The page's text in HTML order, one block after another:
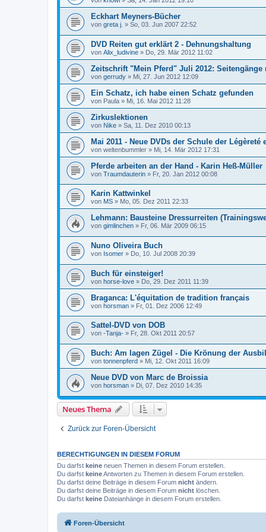
Eckhart Meyners-Bücher
von greta j. » So, 03. Jun 2007 22:52
DVD Reiten gut erklärt 2 - Dehnungshaltung
von Alix_ludivine » Do, 29. Mär 2012 11:02
Zeitschrift "Mein Pferd" Juli 2012: Seitengänge
von gerrudy » Mi, 27. Jun 2012 12:09
Ein Schatz, ich habe einen Schatz gefunden
von Paula » Mi, 16. Mai 2012 11:28
Zirkuslektionen
von Nike » Sa, 11. Dez 2010 00:13
Mai 2011 - Neue DVDs der Schule der Légèreté
von weltenbummler » Mi, 14. Mär 2012 17:31
Pferde arbeiten an der Hand - Karin Heß-Müller
von Traumdauterin » Fr, 20. Jan 2012 00:08
Karin Kattwinkel
von MS » Mo, 05. Dez 2011 22:33
Lehmann: Bausteine Dressurreiten
von gimlinchen » Fr, 06. Mär 2009 06:15
Nuno Oliveira Buch
von Isomer » Do, 10. Jul 2008 20:39
Buch für einsteiger!
von horse-love » Do, 29. Dez 2011 11:39
Braganca: L'équitation de tradition français
von horsman » Fr, 01. Dez 2006 12:49
Sattel-DVD von DOB
von -Tanja- » Fr, 28. Okt 2011 20:57
Buch: Am lagen Zügel - Die Krönung der
von tonnenpferd » Mi, 12. Okt 2011 16:09
Neue DVD von Marc de Broissia
von horsman » Di, 07. Dez 2010 14:35
Neues Thema
Zurück zur Foren-Übersicht
BERECHTIGUNGEN IN DIESEM FORUM
Du darfst keine neuen Themen in diesem Forum erstellen.
Du darfst keineAntworten zu Themen in diesem Forum erstellen.
Du darfst deine Beiträge in diesem Forum nicht ändern.
Du darfst deine Beiträge in diesem Forum nicht löschen.
Du darfst keine Dateianhänge in diesem Forum erstellen.
Foren-Übersicht